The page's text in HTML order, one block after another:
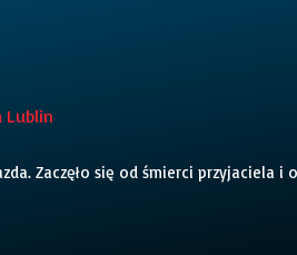
Lublin
Zaczęło się od śmierci przyjaciela i